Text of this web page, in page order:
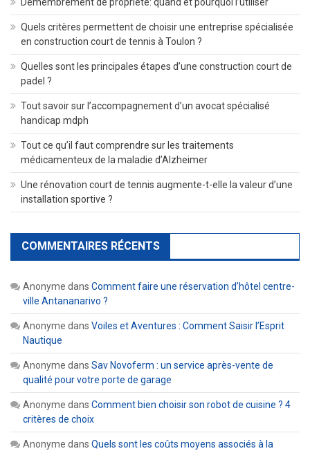
Quels critères permettent de choisir une entreprise spécialisée
en construction court de tennis à Toulon ?
Quelles sont les principales étapes d’une construction court de
padel ?
Tout savoir sur l’accompagnement d’un avocat spécialisé
handicap mdph
Tout ce qu’il faut comprendre sur les traitements
médicamenteux de la maladie d’Alzheimer
Une rénovation court de tennis augmente-t-elle la valeur d’une
installation sportive ?
COMMENTAIRES RÉCENTS
Anonyme dans Comment faire une réservation d’hôtel centre-
ville Antananarivo ?
Anonyme dans Voiles et Aventures : Comment Saisir l’Esprit
Nautique
Anonyme dans Sav Novoferm : un service après-vente de
qualité pour votre porte de garage
Anonyme dans Comment bien choisir son robot de cuisine ? 4
critères de choix
Anonyme dans Quels sont les coûts moyens associés à la